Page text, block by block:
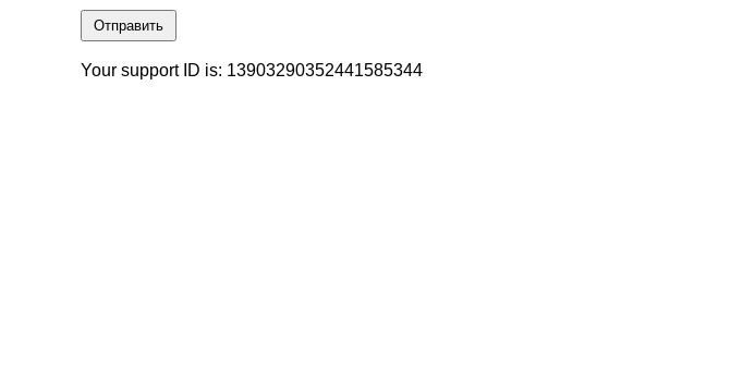
Отправить
Your support ID is: 13903290352441585344